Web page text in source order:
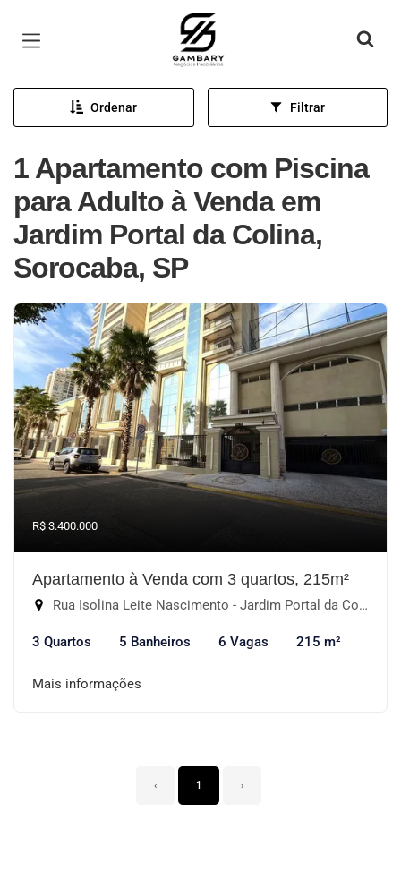
Página inicial
Ordenar Filtrar
1 Apartamento com Piscina
para Adulto à Venda em
Jardim Portal da Colina,
Sorocaba, SP
R$ 3.400.000
Apartamento à Venda com 3 quartos, 215m²
Rua Isolina Leite Nascimento - Jardim Portal da Colina, Sorocaba-SP
3 Quartos 5 Banheiros 6 Vagas 215 m²
Mais informações
‹ 1 ›